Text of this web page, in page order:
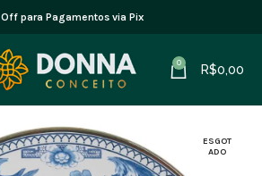
Off para Pagamentos via Pix
0 R$0,00
ESGOT
ADO